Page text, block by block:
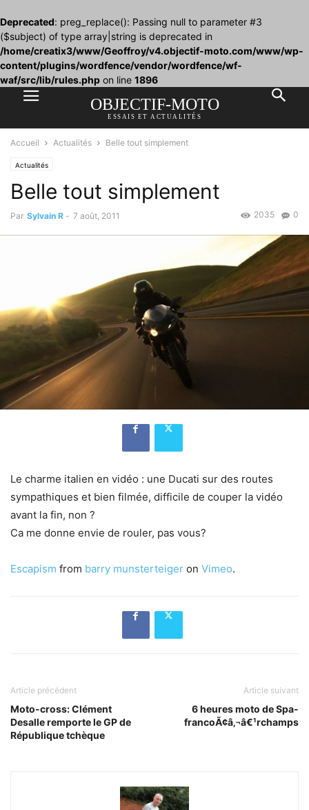
Deprecated: preg_replace(): Passing null to parameter #3
($subject) of type array|string is deprecated in
/home/creatix3/www/Geoffroy/v4.objectif-moto.com/www/wp-
content/plugins/wordfence/vendor/wordfence/wf-
waf/src/lib/rules.php on line 1896
OBJECTIF-MOTO
ESSAIS ET ACTUALITÉS
Accueil Actualités Belle tout simplement
Actualités
Belle tout simplement
Par Sylvain R - 7 août, 2011 0
2035
Le charme italien en vidéo : une Ducati sur des routes
sympathiques et bien filmée, difficile de couper la vidéo
avant la fin, non ?
Ca me donne envie de rouler, pas vous?
Escapism from barry munsterteiger on Vimeo.
Article précédent
Moto-cross: Clément
Desalle remporte le GP de
République tchèque
Article suivant
6 heures moto de Spa-
francoÃ¢â‚¬â€¹rchamps